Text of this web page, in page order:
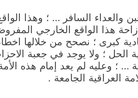
والعداء السافر … ؛ وهذا
هذا الواقع الخارجي
كبرى ؛ نصحح من خلالها
الحل ؛ ولا يوجد في جعبة
؛ وعليه لم يعد إمام هذه
العراقية الجامعة .